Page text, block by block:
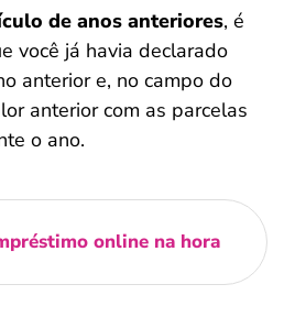
de anos anteriores, é
você já havia declarado
anterior e, no campo do
anterior com as parcelas
o ano.
online na hora